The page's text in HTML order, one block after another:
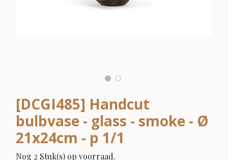
[DCGI485] Handcut
bulbvase - glass - smoke - Ø
21x24cm - p 1/1
Nog 2 Stuk(s) op voorraad.